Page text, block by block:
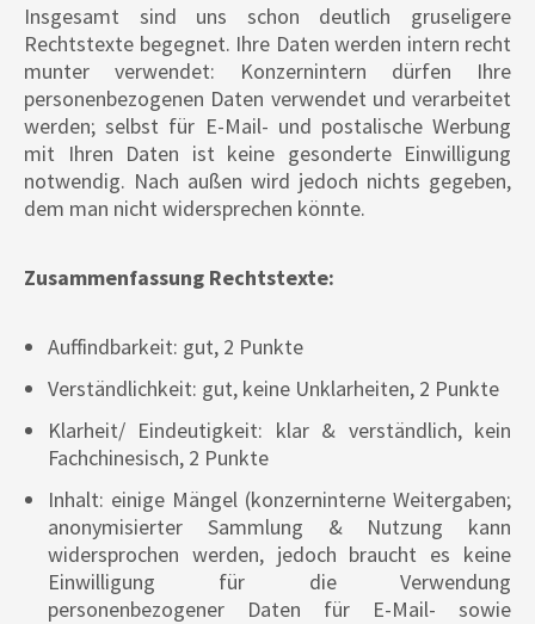
Insgesamt sind uns schon deutlich gruseligere
Rechtstexte begegnet. Ihre Daten werden intern recht
munter verwendet: Konzernintern dürfen Ihre
personenbezogenen Daten verwendet und verarbeitet
werden; selbst für E-Mail- und postalische Werbung
mit Ihren Daten ist keine gesonderte Einwilligung
notwendig. Nach außen wird jedoch nichts gegeben,
dem man nicht widersprechen könnte.
Zusammenfassung Rechtstexte:
Auffindbarkeit: gut, 2 Punkte
Verständlichkeit: gut, keine Unklarheiten, 2 Punkte
Klarheit/ Eindeutigkeit: klar & verständlich, kein
Fachchinesisch, 2 Punkte
Inhalt: einige Mängel (konzerninterne Weitergaben;
anonymisierter Sammlung & Nutzung kann
widersprochen werden, jedoch braucht es keine
Einwilligung für die Verwendung
personenbezogener Daten für E-Mail- sowie